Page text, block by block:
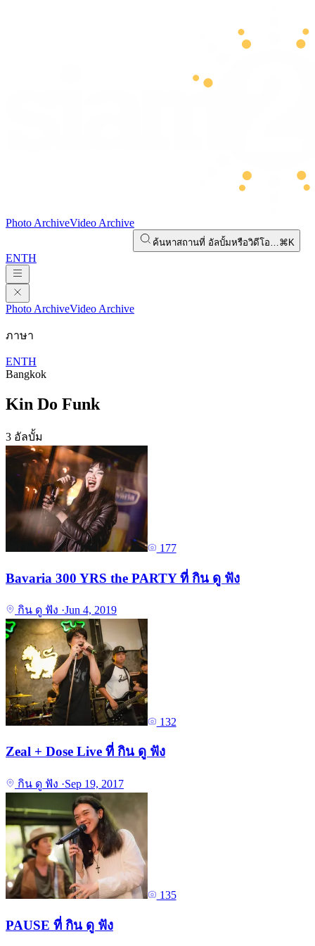
Photo ArchiveVideo Archive
ค้นหาสถานที่ อัลบั้มหรือวิดีโอ…⌘K
ENTH
Photo ArchiveVideo Archive
ภาษา
ENTH
Bangkok
Kin Do Funk
3 อัลบั้ม
177
Bavaria 300 YRS the PARTY ที่ กิน ดู ฟัง
กิน ดู ฟัง ·Jun 4, 2019
132
Zeal + Dose Live ที่ กิน ดู ฟัง
กิน ดู ฟัง ·Sep 19, 2017
135
PAUSE ที่ กิน ดู ฟัง